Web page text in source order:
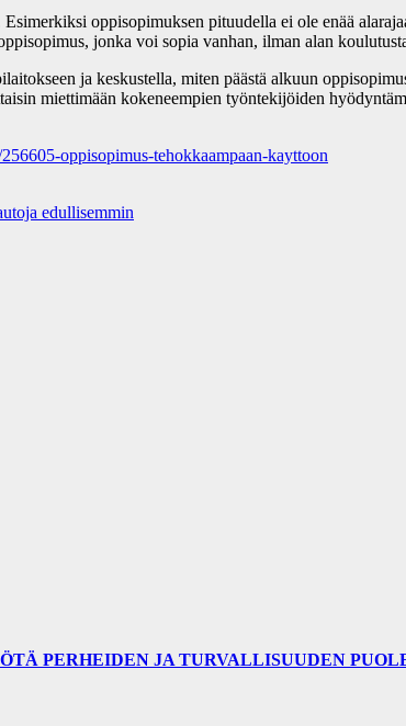
oppisopimuksen pituudella ei ole enää
jonka voi sopia vanhan, ilman alan
ja keskustella, miten päästä alkuun
miettimään kokeneempien työntekijöiden
oppisopimus-tehokkaampaan-kayttoon
edullisemmin
PERHEIDEN JA TURVALLISUUDEN